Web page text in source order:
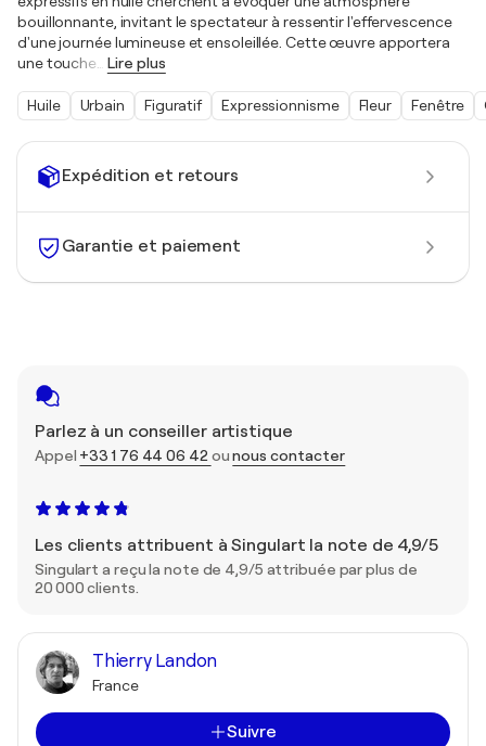
Expédition et retours
Garantie et paiement
Parlez à un conseiller artistique
Appel +33 1 76 44 06 42 ounous contacter
Les clients attribuent à Singulart la note de 4,9/5
Singulart a reçu la note de 4,9/5 attribuée par plus de
20 000 clients.
Thierry Landon
France
Suivre
bouillonnante, invitant le spectateur à ressentir l'effervescence
d'une journée lumineuse et ensoleillée. Cette œuvre apportera
une touche
Lire plus
Huile Urbain Figuratif Expressionnisme Fleur Fenêtre